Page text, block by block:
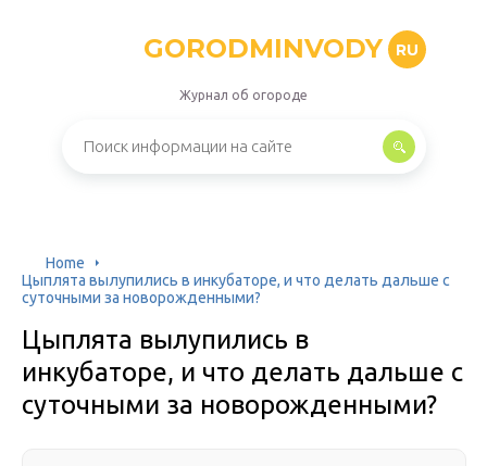
GORODMINVODY RU
Журнал об огороде
Home
Цыплята вылупились в инкубаторе, и что делать дальше с
суточными за новорожденными?
Цыплята вылупились в
инкубаторе, и что делать дальше с
суточными за новорожденными?